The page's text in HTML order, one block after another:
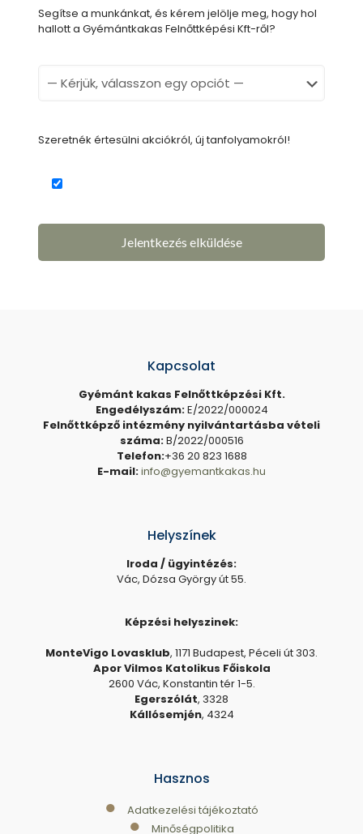
Segítse a munkánkat, és kérem jelölje meg, hogy hol
hallott a Gyémántkakas Felnőttképési Kft-ről?
Szeretnék értesülni akciókról, új tanfolyamokról!
Kapcsolat
Gyémánt kakas Felnőttképzési Kft.
Engedélyszám:E/2022/000024
Felnőttképző intézmény nyilvántartásba vételi
száma:B/2022/000516
Telefon:+36 20 823 1688
E-mail:info@gyemantkakas.hu
Helyszínek
Iroda / ügyintézés:
Vác, Dózsa György út 55.
Képzési helyszinek:
MonteVigo Lovasklub, 1171 Budapest, Péceli út 303.
Apor Vilmos Katolikus Főiskola
2600 Vác, Konstantin tér 1-5.
Egerszólát, 3328
Kállósemjén, 4324
Hasznos
● Adatkezelési tájékoztató
● Minőségpolitika